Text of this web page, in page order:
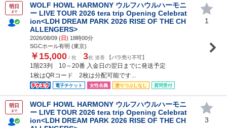
明日
まで
WOLF HOWL HARMONY ウルフハウルハーモニ
ー LIVE TOUR 2026 tera trip Opening Celebrat
ion<LDH DREAM PARK 2026 RISE OF THE CH
ALLENGERS>
2026/08/09 (日) 18時00分
SGCホール有明 (東京)
￥15,000 / 枚 3枚 連番 【バラ売り不可】
1階23列 10～20番 入金日の翌日までに発送予定
1枚はQRコード 2枚は分配可能です...
電子チケット 女性名義 塗りつぶしなし 質問受付
1
明日
まで
WOLF HOWL HARMONY ウルフハウルハーモニ
ー LIVE TOUR 2026 tera trip Opening Celebrat
ion<LDH DREAM PARK 2026 RISE OF THE CH
3